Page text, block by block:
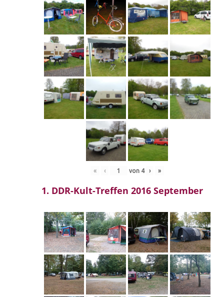
« ‹ von 4 › »
1. DDR-Kult-Treffen 2016 September